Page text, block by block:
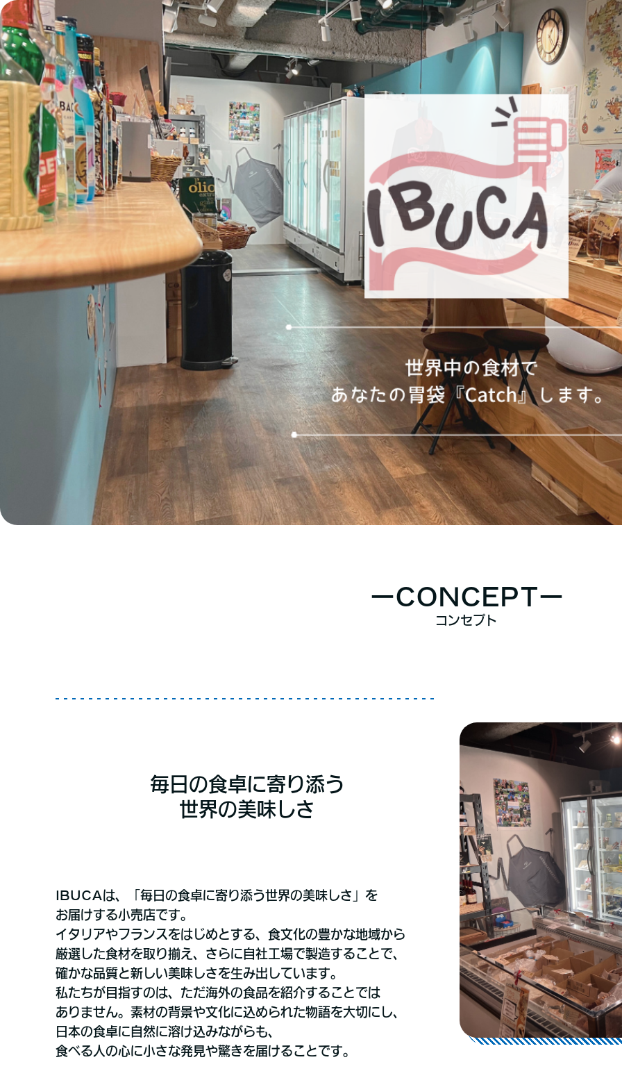
ーCONCEPTー
コンセプト
毎日の食卓に寄り添う
世界の美味しさ
IBUCAは、「毎日の食卓に寄り添う世界の美味しさ」を
お届けする小売店です。
イタリアやフランスをはじめとする、食文化の豊かな地域から
厳選した食材を取り揃え、さらに自社工場で製造することで、
確かな品質と新しい美味しさを生み出しています。
私たちが目指すのは、ただ海外の食品を紹介することでは
ありません。素材の背景や文化に込められた物語を大切にし、
日本の食卓に自然に溶け込みながらも、
食べる人の心に小さな発見や驚きを届けることです。